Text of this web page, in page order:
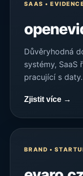
SAAS •
Důvěryhodná
systémy, SaaS
pracující s daty.
Zjistit více →
BRAND •